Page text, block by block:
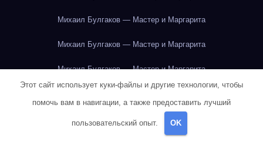
Михаил Булгаков — Мастер и Маргарита
Михаил Булгаков — Мастер и Маргарита
Михаил Булгаков — Мастер и Маргарита
Михаил Булгаков — Мастер и Маргарита
Этот сайт использует куки-файлы и другие технологии, чтобы
помочь вам в навигации, а также предоставить лучший
пользовательский опыт. OK